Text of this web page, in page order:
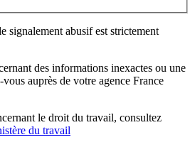
signalement abusif est strictement
des informations inexactes ou une
vous auprès de votre agence France
le droit du travail, consultez
du travail